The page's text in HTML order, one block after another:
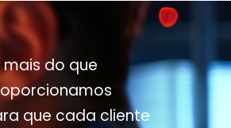
do que
que cada cliente